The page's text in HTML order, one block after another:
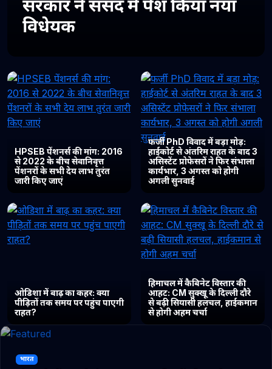
सरकार ने संसद में पेश किया नया
विधेयक
HPSEB पेंशनर्स की मांग: 2016
से 2022 के बीच सेवानिवृत्त
पेंशनरों के सभी देय लाभ तुरंत
जारी किए जाएं
फर्जी PhD विवाद में बड़ा मोड़:
हाईकोर्ट से अंतरिम राहत के बाद 3
असिस्टेंट प्रोफेसरों ने फिर संभाला
कार्यभार, 3 अगस्त को होगी
अगली सुनवाई
ओडिशा में बाढ़ का कहर: क्या
पीड़ितों तक समय पर पहुंच पाएगी
राहत?
हिमाचल में कैबिनेट विस्तार की
आहट: CM सुक्खू के दिल्ली दौरे
से बढ़ी सियासी हलचल, हाईकमान
से होगी अहम चर्चा
भारत